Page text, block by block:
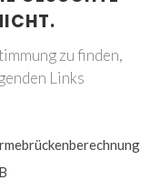
zu finden,
Links